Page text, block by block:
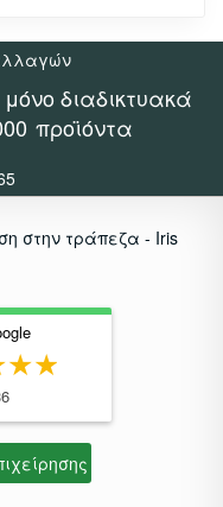
διαδικτυακά
προϊόντα